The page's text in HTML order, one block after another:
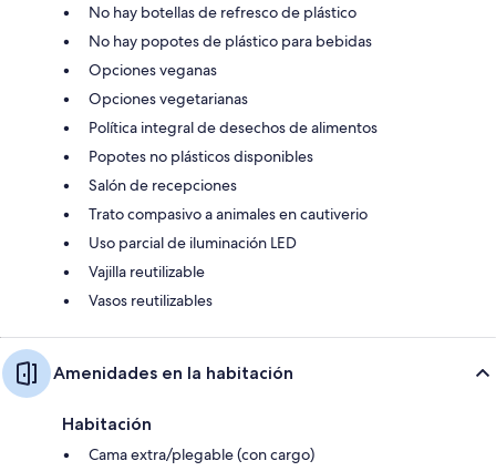
No hay botellas de refresco de plástico
No hay popotes de plástico para bebidas
Opciones veganas
Opciones vegetarianas
Política integral de desechos de alimentos
Popotes no plásticos disponibles
Salón de recepciones
Trato compasivo a animales en cautiverio
Uso parcial de iluminación LED
Vajilla reutilizable
Vasos reutilizables
Amenidades en la habitación
Habitación
Cama extra/plegable (con cargo)